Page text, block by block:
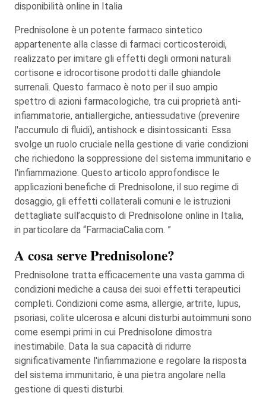
disponibilità online in Italia
Prednisolone è un potente farmaco sintetico
appartenente alla classe di farmaci corticosteroidi,
realizzato per imitare gli effetti degli ormoni naturali
cortisone e idrocortisone prodotti dalle ghiandole
surrenali. Questo farmaco è noto per il suo ampio
spettro di azioni farmacologiche, tra cui proprietà anti-
infiammatorie, antiallergiche, antiessudative (prevenire
l'accumulo di fluidi), antishock e disintossicanti. Essa
svolge un ruolo cruciale nella gestione di varie condizioni
che richiedono la soppressione del sistema immunitario e
l'infiammazione. Questo articolo approfondisce le
applicazioni benefiche di Prednisolone, il suo regime di
dosaggio, gli effetti collaterali comuni e le istruzioni
dettagliate sull’acquisto di Prednisolone online in Italia,
in particolare da “FarmaciaCalia.com. ”
A cosa serve Prednisolone?
Prednisolone tratta efficacemente una vasta gamma di
condizioni mediche a causa dei suoi effetti terapeutici
completi. Condizioni come asma, allergie, artrite, lupus,
psoriasi, colite ulcerosa e alcuni disturbi autoimmuni sono
come esempi primi in cui Prednisolone dimostra
inestimabile. Data la sua capacità di ridurre
significativamente l'infiammazione e regolare la risposta
del sistema immunitario, è una pietra angolare nella
gestione di questi disturbi.